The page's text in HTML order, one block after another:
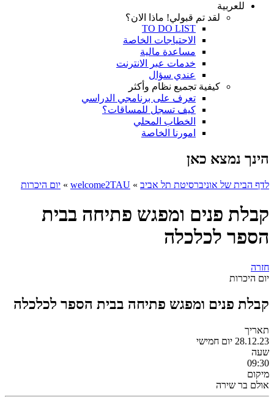
للعربية
لقد تم قبولي! ماذا الان؟
TO DO LIST
الاحتياجات الخاصة
مساعدة مالية
خدمات عبر الانترنت
عندي سؤال
كيفية تجميع نظام وأكثر
تعرف على برنامجي الدراسي
كيف تسجل للمساقات؟
الخطاب المحلي
امورنا الخاصة
הינך נמצא כאן
לדף הבית של אוניברסיטת תל אביב »
welcome2TAU
» יום היכרות
קבלת פנים ומפגש פתיחה בבית
הספר לכלכלה
חזרה
יום היכרות
קבלת פנים ומפגש פתיחה בבית הספר לכלכלה
תאריך
28.12.23 יום חמישי
שעה
09:30
מיקום
אולם בר שירה